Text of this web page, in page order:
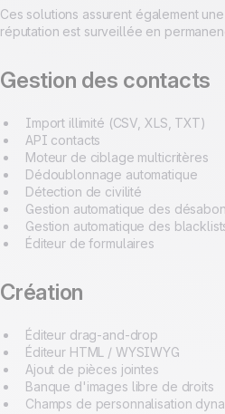
Ces solutions assurent également une
réputation est surveillée en
Gestion des contacts
Import illimité (CSV, XLS, TXT)
API contacts
Moteur de ciblage multicritères
Dédoublonnage automatique
Détection de civilité
Gestion automatique des
Gestion automatique des
Éditeur de formulaires
Création
Éditeur drag-and-drop
Éditeur HTML / WYSIWYG
Ajout de pièces jointes
Banque d'images libre de droits
Champs de personnalisation